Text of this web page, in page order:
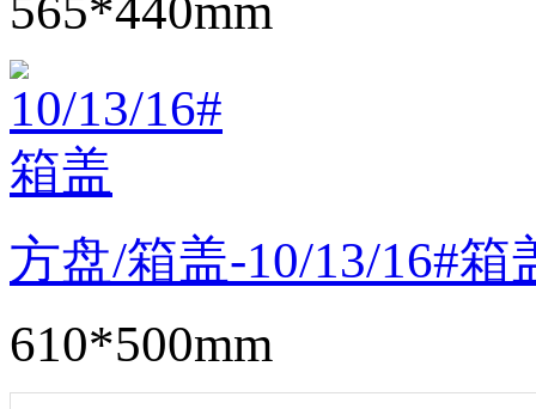
方盘/箱盖-10/13/16#箱
610*500mm